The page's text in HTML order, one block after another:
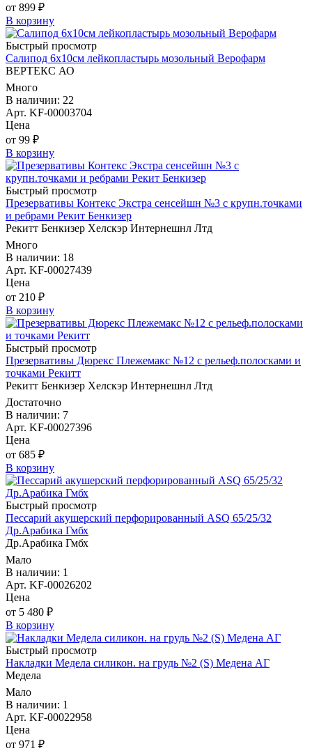
от 899 ₽
В корзину
Быстрый просмотр
Салипод 6х10см лейкопластырь мозольный Верофарм
ВЕРТЕКС АО
Много
В наличии: 22
Арт. KF-00003704
Цена
от 99 ₽
В корзину
Быстрый просмотр
Презервативы Контекс Экстра сенсейшн №3 с крупн.точками
и ребрами Рекит Бенкизер
Рекитт Бенкизер Хелскэр Интернешнл Лтд
Много
В наличии: 18
Арт. KF-00027439
Цена
от 210 ₽
В корзину
Быстрый просмотр
Презервативы Дюрекс Плежемакс №12 с рельеф.полосками и
точками Рекитт
Рекитт Бенкизер Хелскэр Интернешнл Лтд
Достаточно
В наличии: 7
Арт. KF-00027396
Цена
от 685 ₽
В корзину
Быстрый просмотр
Пессарий акушерский перфорированный ASQ 65/25/32
Др.Арабика Гмбх
Др.Арабика Гмбх
Мало
В наличии: 1
Арт. KF-00026202
Цена
от 5 480 ₽
В корзину
Быстрый просмотр
Накладки Медела силикон. на грудь №2 (S) Медена АГ
Медела
Мало
В наличии: 1
Арт. KF-00022958
Цена
от 971 ₽